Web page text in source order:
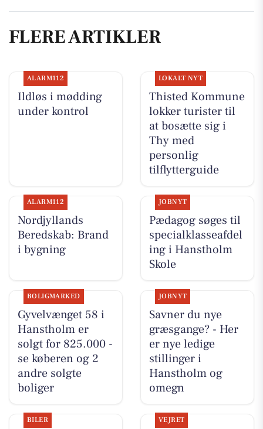
FLERE ARTIKLER
ALARM112
Ildløs i mødding
under kontrol
LOKALT NYT
Thisted Kommune
lokker turister til
at bosætte sig i
Thy med
personlig
tilflytterguide
ALARM112
Nordjyllands
Beredskab: Brand
i bygning
JOBNYT
Pædagog søges til
specialklasseafdel
ing i Hanstholm
Skole
BOLIGMARKED
Gyvelvænget 58 i
Hanstholm er
solgt for 825.000 -
se køberen og 2
andre solgte
boliger
JOBNYT
Savner du nye
græsgange? - Her
er nye ledige
stillinger i
Hanstholm og
omegn
BILER VEJRET